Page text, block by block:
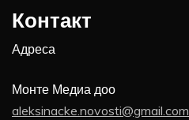
Контакт
Адреса
Монте Медиа доо
aleksinacke.novosti@gmail.com